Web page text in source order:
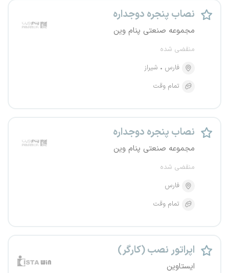
نصاب پنجره دوجداره
مجموعه صنعتی پنام وین
منقضی شده
فارس
شیراز
تمام وقت
نصاب پنجره دوجداره
مجموعه صنعتی پنام وین
منقضی شده
فارس
تمام وقت
اپراتور نصب (کارگر)
ایستاوین